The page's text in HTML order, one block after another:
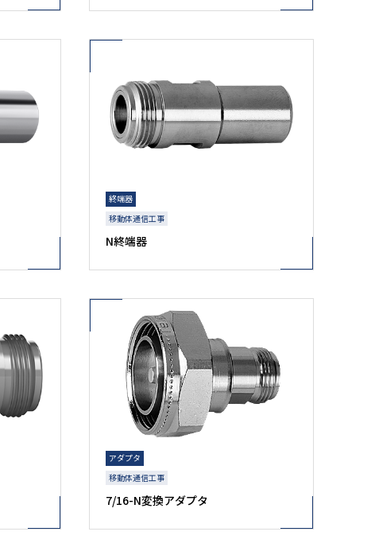
終端器
移動体通信工事
N終端器
アダプタ
移動体通信工事
7/16-N変換アダプタ